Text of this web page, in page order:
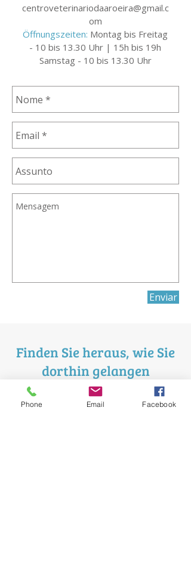
centroveterinariodaaroeira@gmail.c
om
Öffnungszeiten: Montag bis Freitag
- 10 bis 13.30 Uhr | 15h bis 19h
Samstag - 10 bis 13.30 Uhr
Enviar
Finden Sie heraus, wie Sie
dorthin gelangen
Centro Veterinário da Aroeira
Praceta José Marques de Abreu 6A
Phone Email Facebook